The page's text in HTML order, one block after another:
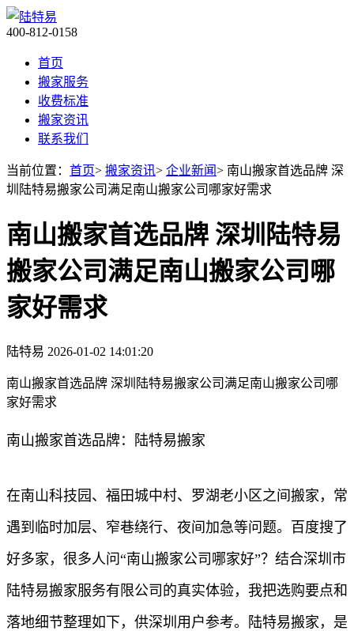
400-812-0158
首页
搬家服务
收费标准
搬家资讯
联系我们
当前位置： 首页> 搬家资讯> 企业新闻> 南山搬家首选品牌 深
圳陆特易搬家公司满足南山搬家公司哪家好需求
南山搬家首选品牌 深圳陆特易
搬家公司满足南山搬家公司哪
家好需求
陆特易 2026-01-02 14:01:20
南山搬家首选品牌 深圳陆特易搬家公司满足南山搬家公司哪
家好需求
南山搬家首选品牌：陆特易搬家
在南山科技园、福田城中村、罗湖老小区之间搬家，常
遇到临时加层、窄巷绕行、夜间加急等问题。百度搜了
好多家，很多人问“南山搬家公司哪家好”？结合深圳市
陆特易搬家服务有限公司的真实体验，我把选购要点和
落地细节整理如下，供深圳用户参考。陆特易搬家，是